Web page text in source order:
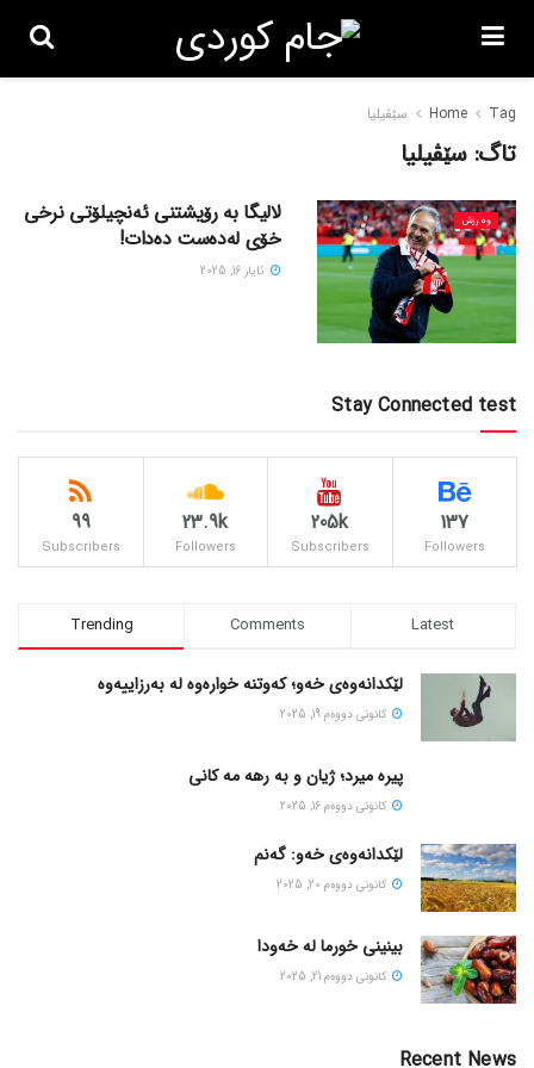
Home Tag سێڤیلیا
تاگ: سێڤیلیا
وەرزش
لالیگا بە رۆیشتنی ئەنچیلۆتی نرخی
خۆی لەدەست دەدات!
ئایار 16, 2025
Stay Connected test
137
Followers
205k
Subscribers
23.9k
Followers
99
Subscribers
Trending Comments Latest
لێکدانەوەی خەو؛ کەوتنە خوارەوە لە بەرزاییەوە
كانونی دووه‌م 19, 2025
پیره میرد؛ ژیان و به رهه مه کانی
كانونی دووه‌م 16, 2025
لێکدانەوەی خەو: گەنم
كانونی دووه‌م 20, 2025
بینینی خورما لە خەودا
كانونی دووه‌م 21, 2025
Recent News